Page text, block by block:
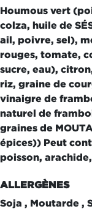
Houmous vert
colza, huile de
ail, poivre, sel),
rouges, tomate,
sucre, eau),
riz, graine de
vinaigre de
naturel de
graines de
épices)) Peut
poisson,
ALLERGÈNES
Soja , Moutarde ,